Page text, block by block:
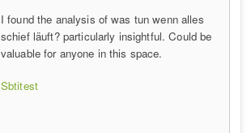
I found the analysis of was tun wenn alles
schief läuft? particularly insightful. Could be
valuable for anyone in this space.
Sbtitest